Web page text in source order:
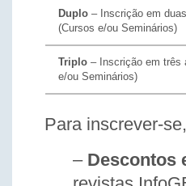
Duplo– Inscrição em
(Cursos e/ou Seminários)
Triplo– Inscrição em três
e/ou Seminários)
Para inscrever-se,
– Descontos